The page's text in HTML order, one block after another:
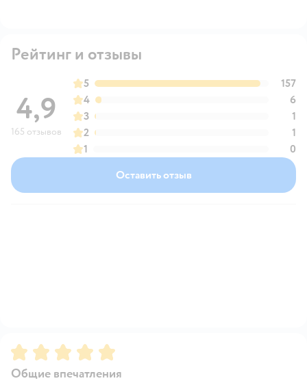
Рейтинг и отзывы
4,9
165 отзывов
5
157
4
6
3
1
2
1
1
0
Оставить отзыв
Рейтинг:5
Общие впечатления